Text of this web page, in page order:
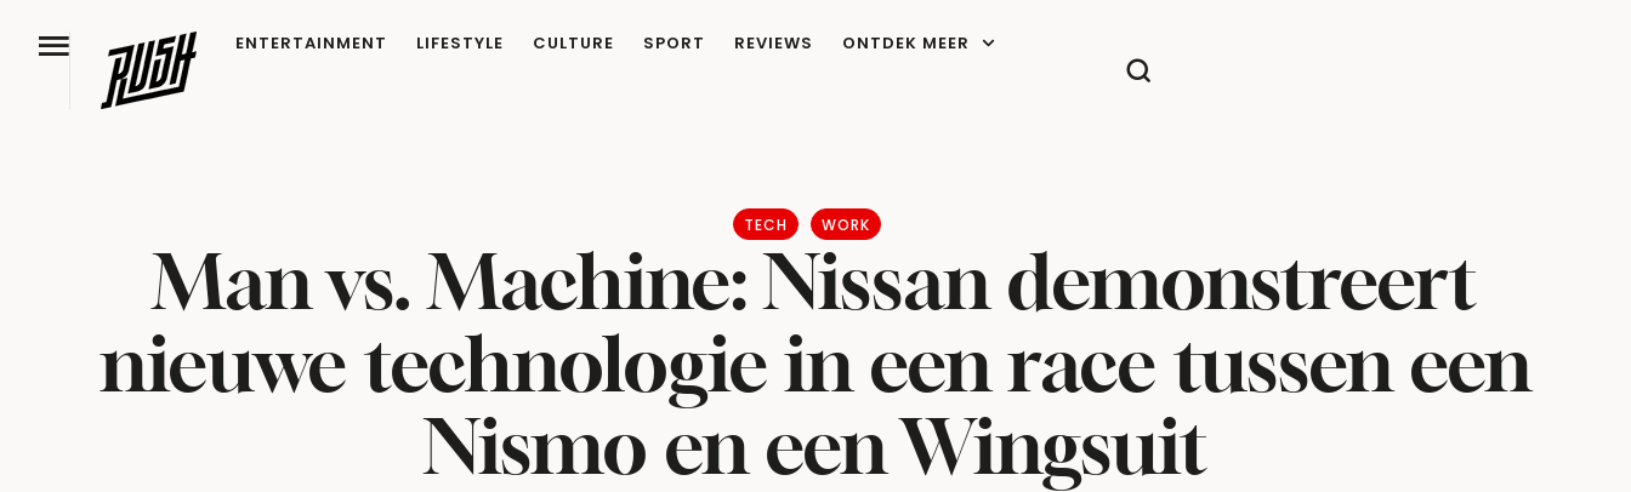
ENTERTAINMENT LIFESTYLE CULTURE SPORT REVIEWS ONTDEK MEER
TECH WORK
Man vs. Machine: Nissan demonstreert
nieuwe technologie in een race tussen een
Nismo en een Wingsuit